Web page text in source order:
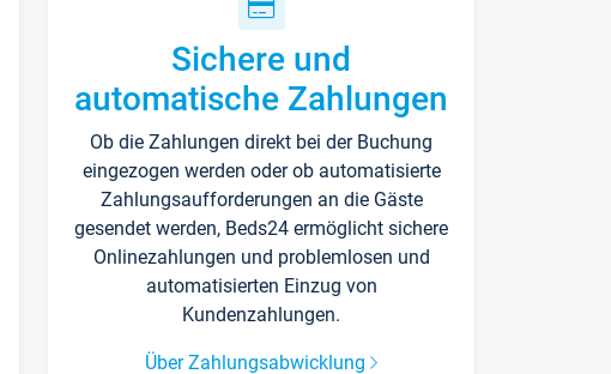
Sichere und
automatische Zahlungen
Ob die Zahlungen direkt bei der Buchung
eingezogen werden oder ob automatisierte
Zahlungsaufforderungen an die Gäste
gesendet werden, Beds24 ermöglicht sichere
Onlinezahlungen und problemlosen und
automatisierten Einzug von
Kundenzahlungen.
Über Zahlungsabwicklung